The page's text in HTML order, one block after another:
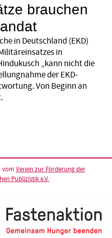
brauchen
in Deutschland (EKD)
in
„kann nicht die
der EKD-
Von Beginn an
vom Verein zur Förderung der
Publizistik e.V.: